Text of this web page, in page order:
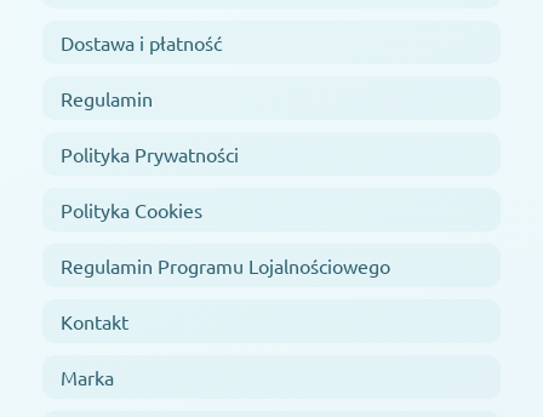
Dostawa i płatność
Regulamin
Polityka Prywatności
Polityka Cookies
Regulamin Programu Lojalnościowego
Kontakt
Marka